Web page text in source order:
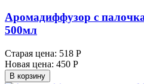
Аромадиффузор с
500мл
Старая цена: 518 Р
Новая цена: 450 Р
В корзину